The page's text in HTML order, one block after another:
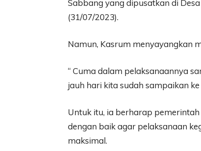
Sabbang yang dipusatkan di
(31/07/2023).
Namun, Kasrum menyayangkan
“ Cuma dalam pelaksanaannya
jauh hari kita sudah sampaikan
Untuk itu, ia berharap
dengan baik agar pelaksanaan
maksimal.